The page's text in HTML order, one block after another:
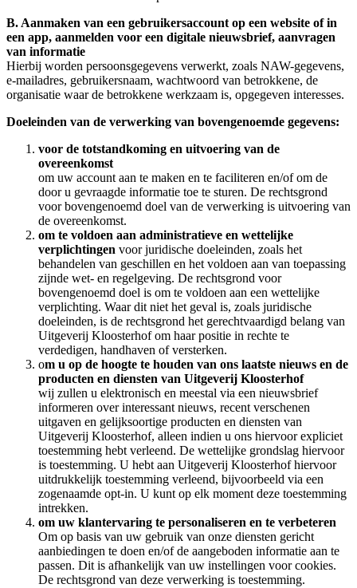
B. Aanmaken van een gebruikersaccount op een website of in
een app, aanmelden voor een digitale nieuwsbrief, aanvragen
van informatie
Hierbij worden persoonsgegevens verwerkt, zoals NAW-gegevens,
e-mailadres, gebruikersnaam, wachtwoord van betrokkene, de
organisatie waar de betrokkene werkzaam is, opgegeven interesses.
Doeleinden van de verwerking van bovengenoemde gegevens:
voor de totstandkoming en uitvoering van de
overeenkomst
om uw account aan te maken en te faciliteren en/of om de
door u gevraagde informatie toe te sturen. De rechtsgrond
voor bovengenoemd doel van de verwerking is uitvoering van
de overeenkomst.
om te voldoen aan administratieve en wettelijke
verplichtingen voor juridische doeleinden, zoals het
behandelen van geschillen en het voldoen aan van toepassing
zijnde wet- en regelgeving. De rechtsgrond voor
bovengenoemd doel is om te voldoen aan een wettelijke
verplichting. Waar dit niet het geval is, zoals juridische
doeleinden, is de rechtsgrond het gerechtvaardigd belang van
Uitgeverij Kloosterhof om haar positie in rechte te
verdedigen, handhaven of versterken.
om u op de hoogte te houden van ons laatste nieuws en de
producten en diensten van Uitgeverij Kloosterhof
wij zullen u elektronisch en meestal via een nieuwsbrief
informeren over interessant nieuws, recent verschenen
uitgaven en gelijksoortige producten en diensten van
Uitgeverij Kloosterhof, alleen indien u ons hiervoor expliciet
toestemming hebt verleend. De wettelijke grondslag hiervoor
is toestemming. U hebt aan Uitgeverij Kloosterhof hiervoor
uitdrukkelijk toestemming verleend, bijvoorbeeld via een
zogenaamde opt-in. U kunt op elk moment deze toestemming
intrekken.
om uw klantervaring te personaliseren en te verbeteren
Om op basis van uw gebruik van onze diensten gericht
aanbiedingen te doen en/of de aangeboden informatie aan te
passen. Dit is afhankelijk van uw instellingen voor cookies.
De rechtsgrond van deze verwerking is toestemming.